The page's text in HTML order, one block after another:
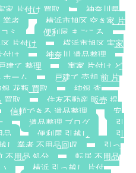
家 片付け 買取
神奈川県
業者
横浜市旭区 空き家 片
ミ
便利屋 まごころ
片付け
横浜市旭区 実家
付け
神奈川 遺品整理
建て 整理
実家 片付け ど
ホーム
戸建て 売却 前 片
銀 花瓶 買取
純銀 査
買取
住友不動産 販売 提
信頼できる 遺品整理
安
遺品整理 ブログ
引
品 便利屋 引越し
引
し 業者 不用品回収
引っ
不用品 処分
転居 不用品
横浜 引っ越し 片付